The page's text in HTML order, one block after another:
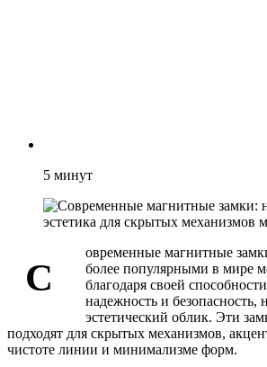
5 минут
С
овременные магнитные
более популярными в мире
благодаря своей
надежность и безопасность,
эстетический облик. Эти
подходят для скрытых механизмов,
чистоте линии и минимализме форм.